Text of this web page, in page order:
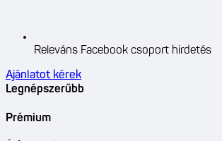
Releváns Facebook csoport hirdetés
Ajánlatot kérek
Legnépszerűbb
Prémium